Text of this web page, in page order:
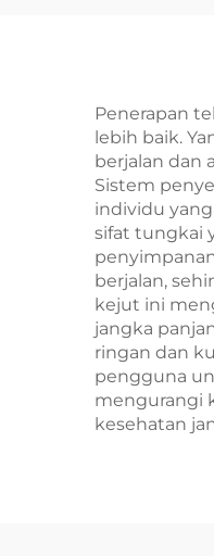
Penerapan
lebih baik.
berjalan dan
Sistem
individu
sifat tungkai
berjalan,
kejut ini
jangka
ringan dan
pengguna
mengurangi
kesehatan